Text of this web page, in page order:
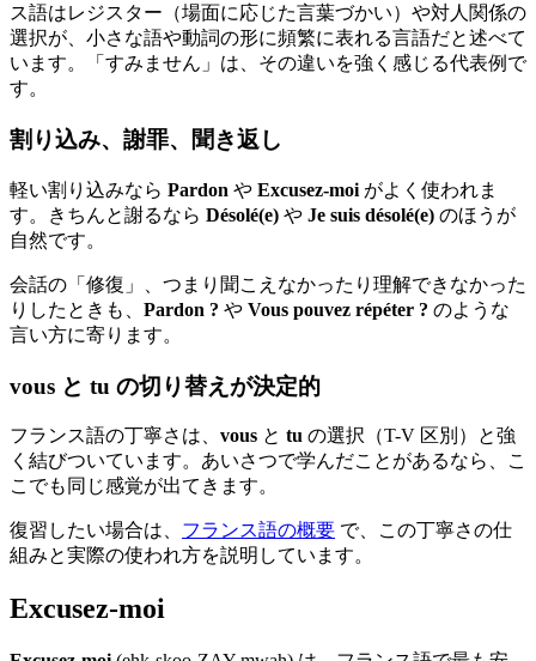
ス語はレジスター（場面に応じた言葉づかい）や対人関係の
選択が、小さな語や動詞の形に頻繁に表れる言語だと述べて
います。「すみません」は、その違いを強く感じる代表例で
す。
割り込み、謝罪、聞き返し
軽い割り込みなら Pardon や Excusez-moi がよく使われま
す。きちんと謝るなら Désolé(e) や Je suis désolé(e) のほうが
自然です。
会話の「修復」、つまり聞こえなかったり理解できなかった
りしたときも、 Pardon ? や Vous pouvez répéter ? のような
言い方に寄ります。
vous と tu の切り替えが決定的
フランス語の丁寧さは、 vous と tu の選択（T-V 区別）と強
く結びついています。あいさつで学んだことがあるなら、こ
こでも同じ感覚が出てきます。
復習したい場合は、 フランス語の概要 で、この丁寧さの仕
組みと実際の使われ方を説明しています。
Excusez-moi